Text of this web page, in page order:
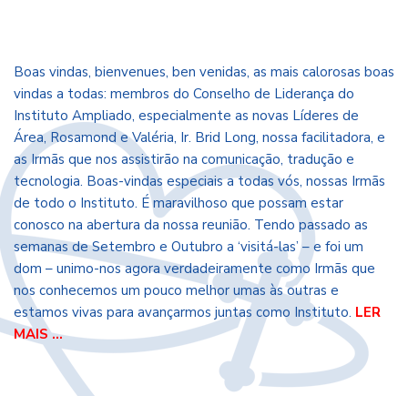
Boas vindas, bienvenues, ben venidas, as mais calorosas boas
vindas a todas: membros do Conselho de Liderança do
Instituto Ampliado, especialmente as novas Líderes de
Área, Rosamond e Valéria, Ir. Brid Long, nossa facilitadora, e
as Irmãs que nos assistirão na comunicação, tradução e
tecnologia. Boas-vindas especiais a todas vós, nossas Irmãs
de todo o Instituto. É maravilhoso que possam estar
conosco na abertura da nossa reunião. Tendo passado as
semanas de Setembro e Outubro a ‘visitá-las’ – e foi um
dom – unimo-nos agora verdadeiramente como Irmãs que
nos conhecemos um pouco melhor umas às outras e
estamos vivas para avançarmos juntas como Instituto. LER
MAIS …